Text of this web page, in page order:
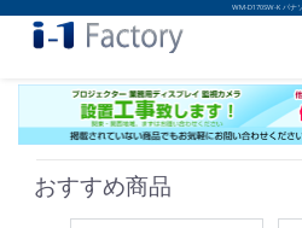
WM-D170SW-K パナ
おすすめ商品